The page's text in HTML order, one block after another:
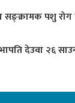
सङ्क्रामक पशु
देउवा २६